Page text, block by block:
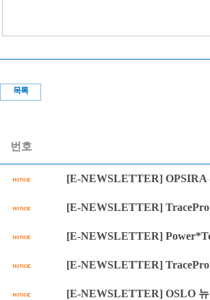
목록
번호
[E-NEWSLETTER] OPSIRA
[E-NEWSLETTER]
[E-NEWSLETTER]
[E-NEWSLETTER]
[E-NEWSLETTER] OSLO